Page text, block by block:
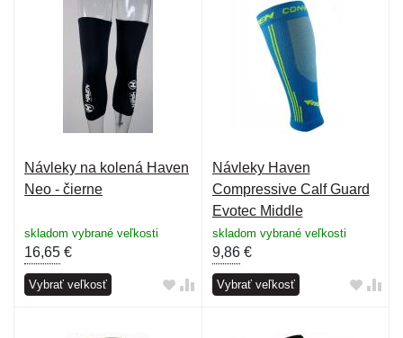
Návleky na kolená Haven
Neo - čierne
skladom vybrané veľkosti
16,65 €
Vybrať veľkosť
Návleky Haven
Compressive Calf Guard
Evotec Middle
Compression - modré-žlté
skladom vybrané veľkosti
9,86€
Vybrať veľkosť